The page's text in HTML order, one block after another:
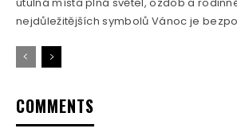
nejdůležitějších symbolů Vánoc je
COMMENTS